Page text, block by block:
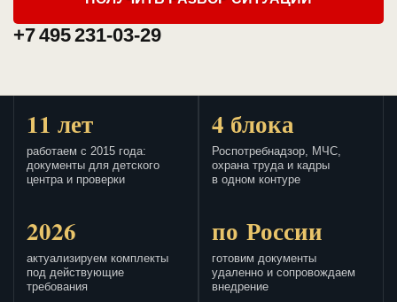
+7 495 231-03-29
11 лет
работаем с 2015 года:
документы для детского
центра и проверки
4 блока
Роспотребнадзор, МЧС,
охрана труда и кадры
в одном контуре
2026
актуализируем комплекты
под действующие
требования
по России
готовим документы
удаленно и сопровождаем
внедрение